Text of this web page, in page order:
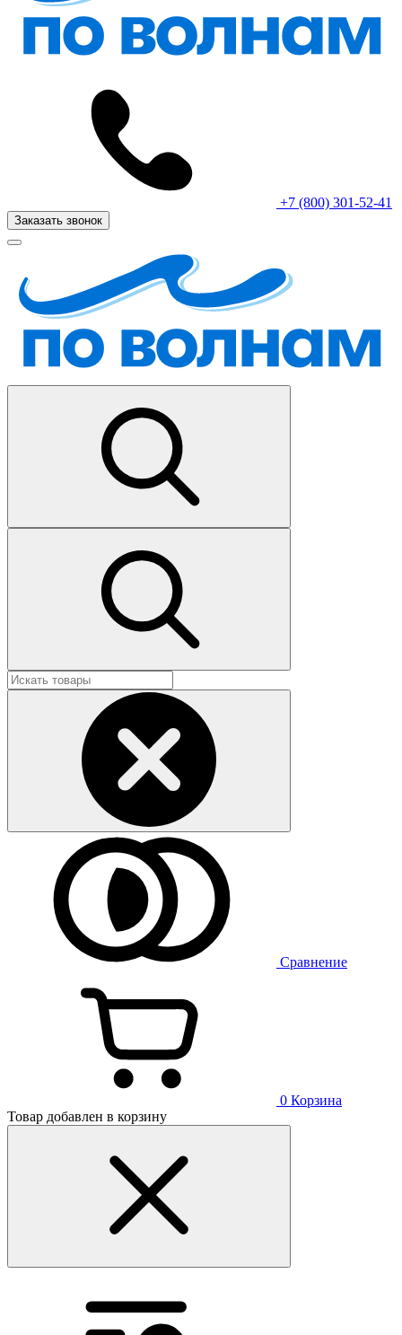
+7 (800) 301-52-41
Заказать звонок
Сравнение
0 Корзина
Товар добавлен в корзину